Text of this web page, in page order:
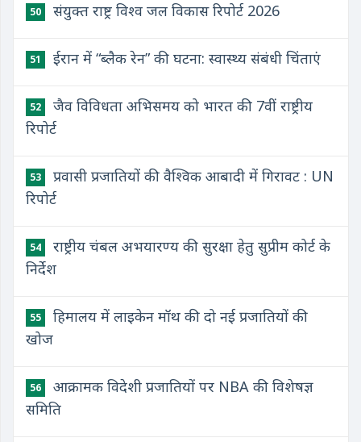
50 संयुक्त राष्ट्र विश्व जल विकास रिपोर्ट 2026
51 ईरान में “ब्लैक रेन” की घटना: स्वास्थ्य संबंधी चिंताएं
52
जैव विविधता अभिसमय को भारत की 7वीं राष्ट्रीय
रिपोर्ट
53
प्रवासी प्रजातियों की वैश्विक आबादी में गिरावट : UN
रिपोर्ट
54
राष्ट्रीय चंबल अभयारण्य की सुरक्षा हेतु सुप्रीम कोर्ट के
निर्देश
55
हिमालय में लाइकेन मॉथ की दो नई प्रजातियों की
खोज
56
आक्रामक विदेशी प्रजातियों पर NBA की विशेषज्ञ
समिति